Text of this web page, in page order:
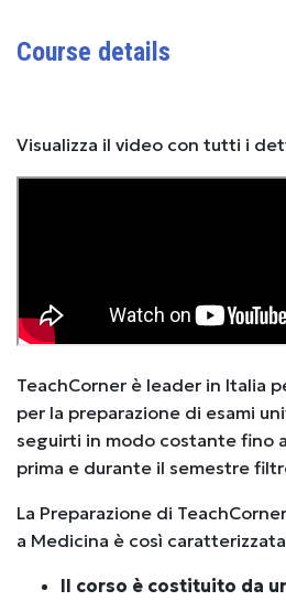
Course details
Visualizza il video con tutti i
TeachCorner è leader in Italia
per la preparazione di esami
seguirti in modo costante fino
prima e durante il semestre
La Preparazione di
a Medicina è così
Il corso è costituito da